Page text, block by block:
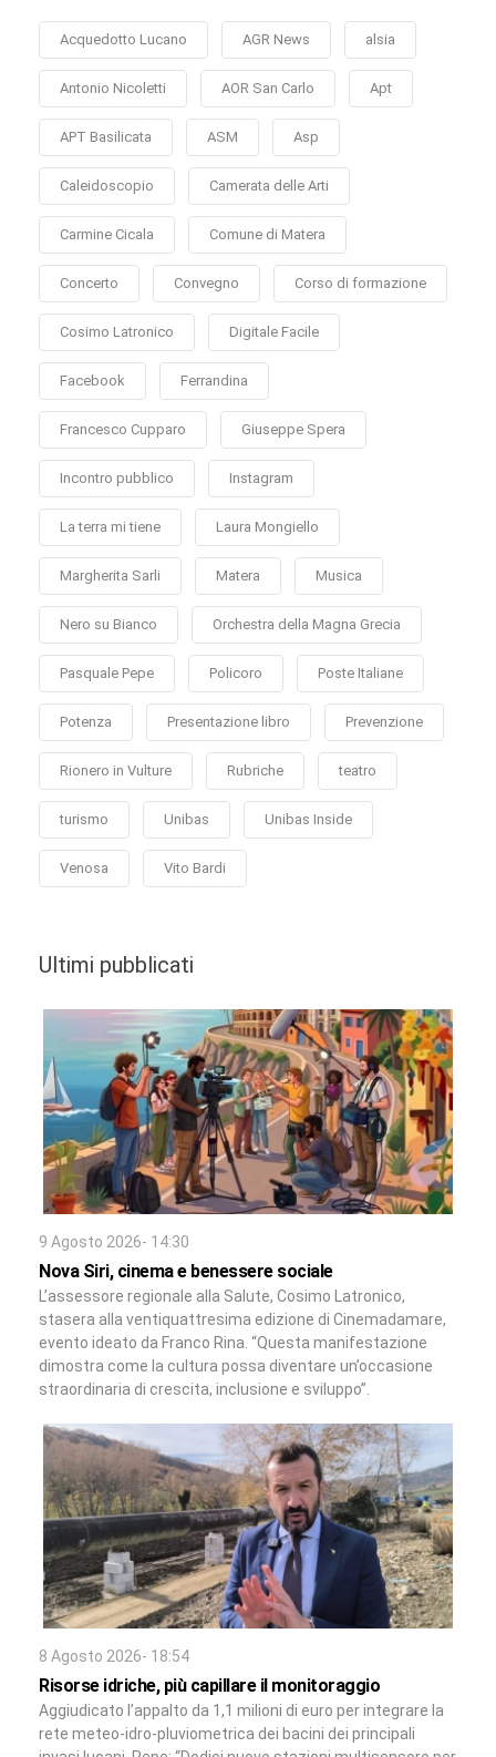
Acquedotto Lucano AGR News alsia
Antonio Nicoletti AOR San Carlo Apt
APT Basilicata ASM Asp
Caleidoscopio Camerata delle Arti
Carmine Cicala Comune di Matera
Concerto Convegno Corso di formazione
Cosimo Latronico Digitale Facile
Facebook Ferrandina
Francesco Cupparo Giuseppe Spera
Incontro pubblico Instagram
La terra mi tiene Laura Mongiello
Margherita Sarli Matera Musica
Nero su Bianco Orchestra della Magna Grecia
Pasquale Pepe Policoro Poste Italiane
Potenza Presentazione libro Prevenzione
Rionero in Vulture Rubriche teatro
turismo Unibas Unibas Inside
Venosa Vito Bardi
Ultimi pubblicati
9 Agosto 2026- 14:30
Nova Siri, cinema e benessere sociale
L’assessore regionale alla Salute, Cosimo Latronico,
stasera alla ventiquattresima edizione di Cinemadamare,
evento ideato da Franco Rina. “Questa manifestazione
dimostra come la cultura possa diventare un’occasione
straordinaria di crescita, inclusione e sviluppo”.
8 Agosto 2026- 18:54
Risorse idriche, più capillare il monitoraggio
Aggiudicato l’appalto da 1,1 milioni di euro per integrare la
rete meteo-idro-pluviometrica dei bacini dei principali